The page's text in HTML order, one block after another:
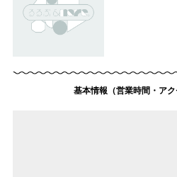
基本情報（営業時間・アク